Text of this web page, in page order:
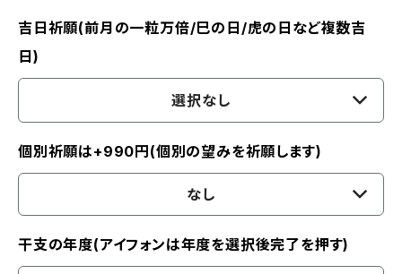
吉日祈願(前月の一粒万倍/巳の日/虎の日など複数吉
日)
選択なし
個別祈願は+990円(個別の望みを祈願します)
なし
干支の年度(アイフォンは年度を選択後完了を押す)